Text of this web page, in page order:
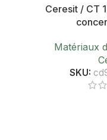
Ceresit / CT
Matériaux
SKU: